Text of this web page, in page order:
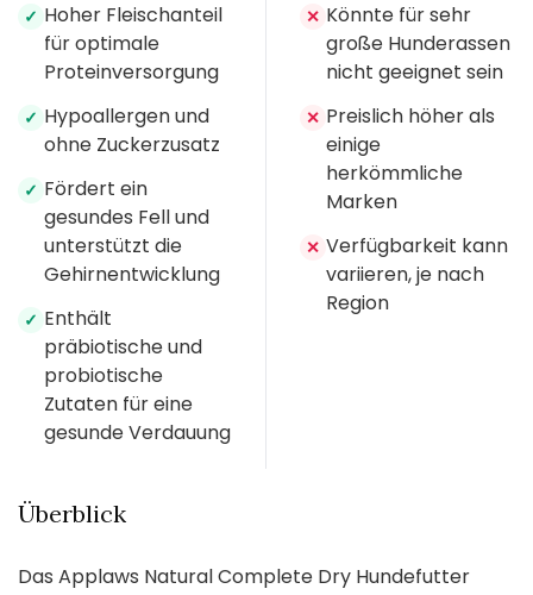
✓ Hoher Fleischanteil
für optimale
Proteinversorgung
✓ Hypoallergen und
ohne Zuckerzusatz
✓ Fördert ein
gesundes Fell und
unterstützt die
Gehirnentwicklung
✓ Enthält
präbiotische und
probiotische
Zutaten für eine
gesunde Verdauung
✕ Könnte für sehr
große Hunderassen
nicht geeignet sein
✕ Preislich höher als
einige
herkömmliche
Marken
✕ Verfügbarkeit kann
variieren, je nach
Region
Überblick
Das Applaws Natural Complete Dry Hundefutter